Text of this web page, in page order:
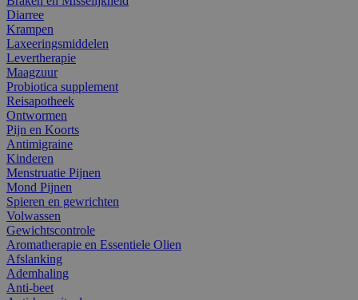
Diarree
Krampen
Laxeeringsmiddelen
Levertherapie
Maagzuur
Probiotica supplement
Reisapotheek
Ontwormen
Pijn en Koorts
Antimigraine
Kinderen
Menstruatie Pijnen
Mond Pijnen
Spieren en gewrichten
Volwassen
Gewichtscontrole
Aromatherapie en Essentiele Olien
Afslanking
Ademhaling
Anti-beet